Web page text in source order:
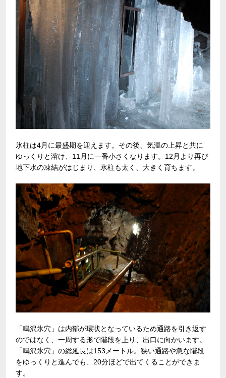
氷柱は4月に最盛期を迎えます。その後、気温の上昇と共に
ゆっくりと溶け、11月に一番小さくなります。12月より再び
地下水の凍結がはじまり、氷柱も太く、大きく育ちます。
「鳴沢氷穴」は内部が環状となっているため通路を引き返す
のではなく、一周する形で階段を上り、出口に向かいます。
「鳴沢氷穴」の総延長は153メートル。狭い通路や急な階段
をゆっくりと進んでも、20分ほどで出てくることができま
す。